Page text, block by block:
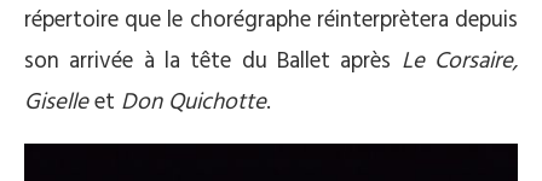
répertoire que le chorégraphe réinterprètera depuis
son arrivée à la tête du Ballet après Le Corsaire,
Giselleet Don Quichotte.